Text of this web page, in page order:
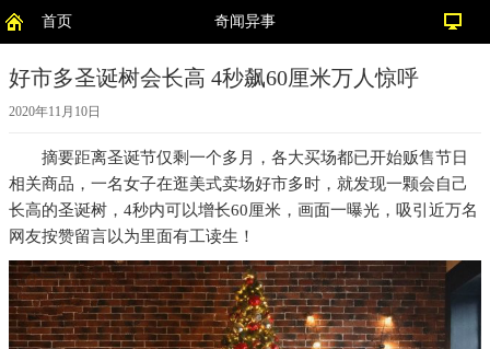
首页 奇闻异事
好市多圣诞树会长高 4秒飙60厘米万人惊呼
2020年11月10日
摘要距离圣诞节仅剩一个多月，各大买场都已开始贩售节日
相关商品，一名女子在逛美式卖场好市多时，就发现一颗会自己
长高的圣诞树，4秒内可以增长60厘米，画面一曝光，吸引近万名
网友按赞留言以为里面有工读生！